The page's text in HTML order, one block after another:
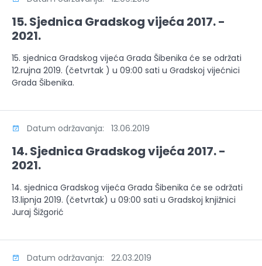
15. Sjednica Gradskog vijeća 2017. -
2021.
15. sjednica Gradskog vijeća Grada Šibenika će se održati
12.rujna 2019. (četvrtak ) u 09:00 sati u Gradskoj vijećnici
Grada Šibenika.
Datum održavanja: 13.06.2019
14. Sjednica Gradskog vijeća 2017. -
2021.
14. sjednica Gradskog vijeća Grada Šibenika će se održati
13.lipnja 2019. (četvrtak) u 09:00 sati u Gradskoj knjižnici
Juraj Šižgorić
Datum održavanja: 22.03.2019